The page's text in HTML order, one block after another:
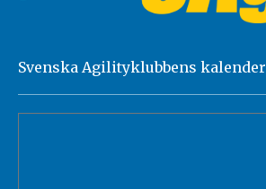
Svenska Agilityklubbens kalender